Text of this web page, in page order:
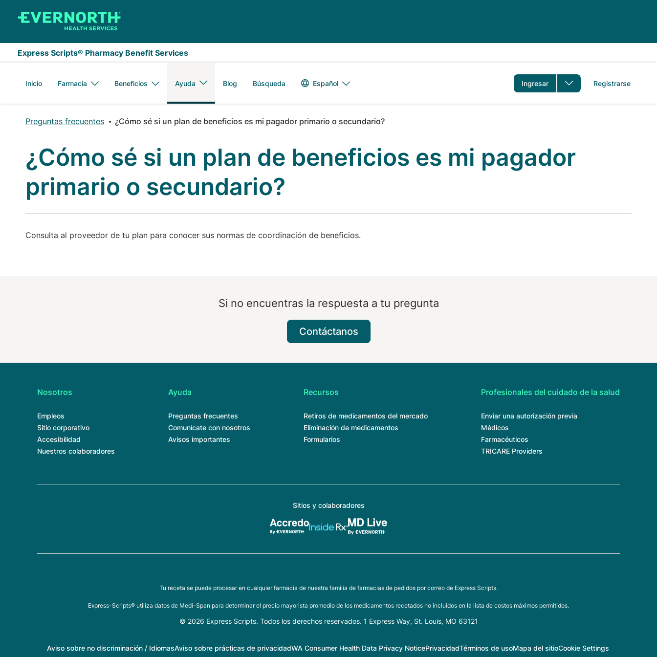
Express Scripts® Pharmacy Benefit Services
Inicio Farmacia Beneficios Ayuda Blog Búsqueda Alternador de idioma
Español Ingresar Registrarse
Preguntas frecuentes ¿Cómo sé si un plan de beneficios es mi pagador primario o secundario?
¿Cómo sé si un plan de beneficios es mi pagador
primario o secundario?
Consulta al proveedor de tu plan para conocer sus normas de coordinación de beneficios.
Si no encuentras la respuesta a tu pregunta
Contáctanos
Nosotros
Empleos
Sitio corporativo
Accesibilidad
Nuestros colaboradores
Ayuda
Preguntas frecuentes
Comunícate con nosotros
Avisos importantes
Recursos
Retiros de medicamentos del mercado
Eliminación de medicamentos
Formularios
Profesionales del cuidado de la salud
Enviar una autorización previa
Médicos
Farmacéuticos
TRICARE Providers
Sitios y colaboradores
Tu receta se puede procesar en cualquier farmacia de nuestra familia de farmacias de pedidos por correo de Express Scripts.
Express-Scripts® utiliza datos de Medi-Span para determinar el precio mayorista promedio de los medicamentos recetados no incluidos en la lista de costos máximos permitidos.
© 2026 Express Scripts. Todos los derechos reservados. 1 Express Way, St. Louis, MO 63121
Aviso sobre no discriminación / IdiomasAviso sobre prácticas de privacidadWA Consumer Health Data Privacy NoticePrivacidadTérminos de usoMapa del sitioCookie Settings